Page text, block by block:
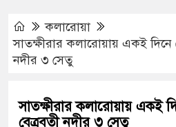
কলারোয়া
সাতক্ষীরার কলারোয়ায় একই দিনে
নদীর ৩ সেতু
সাতক্ষীরার কলারোয়ায় একই
বেত্রবতী নদীর ৩ সেতু